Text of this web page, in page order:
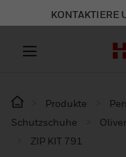
KONTAKTIERE
Produkte
Schutzschuhe
ZIP KIT 791